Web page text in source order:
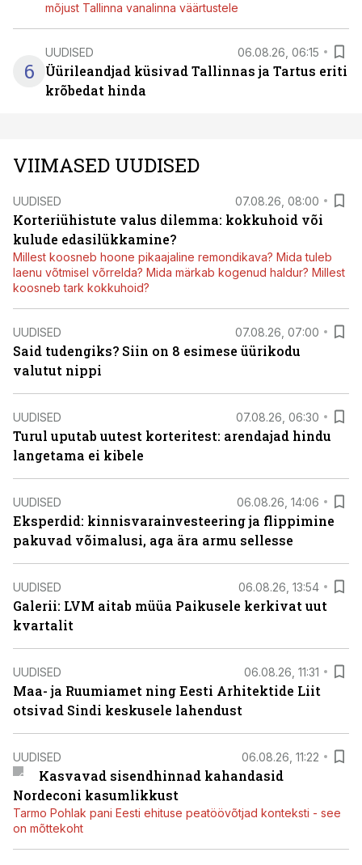
mõjust Tallinna vanalinna väärtustele
6
UUDISED 06.08.26, 06:15
Üürileandjad küsivad Tallinnas ja Tartus eriti
krõbedat hinda
VIIMASED UUDISED
UUDISED 07.08.26, 08:00
Korteriühistute valus dilemma: kokkuhoid või
kulude edasilükkamine?
Millest koosneb hoone pikaajaline remondikava? Mida tuleb
laenu võtmisel võrrelda? Mida märkab kogenud haldur? Millest
koosneb tark kokkuhoid?
UUDISED 07.08.26, 07:00
Said tudengiks? Siin on 8 esimese üürikodu
valutut nippi
UUDISED 07.08.26, 06:30
Turul uputab uutest korteritest: arendajad hindu
langetama ei kibele
UUDISED 06.08.26, 14:06
Eksperdid: kinnisvarainvesteering ja flippimine
pakuvad võimalusi, aga ära armu sellesse
UUDISED 06.08.26, 13:54
Galerii: LVM aitab müüa Paikusele kerkivat uut
kvartalit
UUDISED 06.08.26, 11:31
Maa- ja Ruumiamet ning Eesti Arhitektide Liit
otsivad Sindi keskusele lahendust
UUDISED 06.08.26, 11:22
Kasvavad sisendhinnad kahandasid
Nordeconi kasumlikkust
Tarmo Pohlak pani Eesti ehituse peatöövõtjad konteksti - see
on mõttekoht